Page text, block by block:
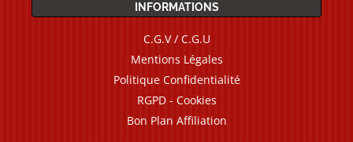
INFORMATIONS
C.G.V / C.G.U
Mentions Légales
Politique Confidentialité
RGPD - Cookies
Bon Plan Affiliation